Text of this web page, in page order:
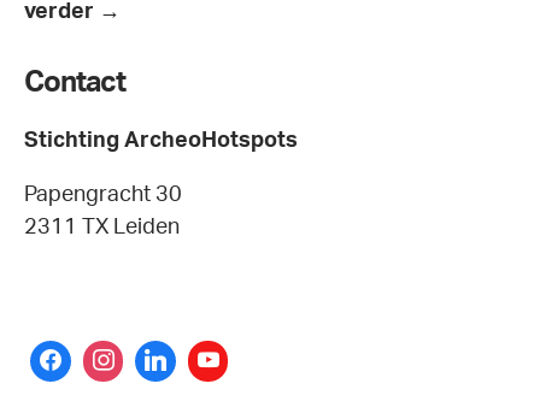
verder →
Contact
Stichting ArcheoHotspots
Papengracht 30
2311 TX Leiden